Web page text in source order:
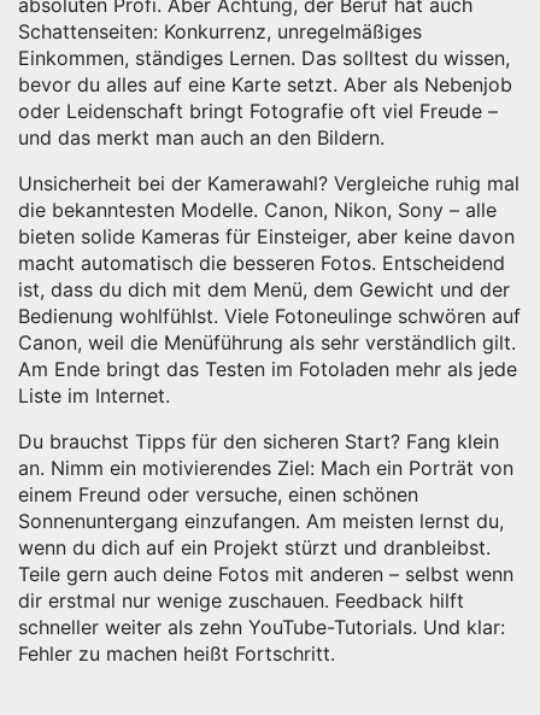
absoluten Profi. Aber Achtung, der Beruf hat auch
Schattenseiten: Konkurrenz, unregelmäßiges
Einkommen, ständiges Lernen. Das solltest du wissen,
bevor du alles auf eine Karte setzt. Aber als Nebenjob
oder Leidenschaft bringt Fotografie oft viel Freude –
und das merkt man auch an den Bildern.
Unsicherheit bei der Kamerawahl? Vergleiche ruhig mal
die bekanntesten Modelle. Canon, Nikon, Sony – alle
bieten solide Kameras für Einsteiger, aber keine davon
macht automatisch die besseren Fotos. Entscheidend
ist, dass du dich mit dem Menü, dem Gewicht und der
Bedienung wohlfühlst. Viele Fotoneulinge schwören auf
Canon, weil die Menüführung als sehr verständlich gilt.
Am Ende bringt das Testen im Fotoladen mehr als jede
Liste im Internet.
Du brauchst Tipps für den sicheren Start? Fang klein
an. Nimm ein motivierendes Ziel: Mach ein Porträt von
einem Freund oder versuche, einen schönen
Sonnenuntergang einzufangen. Am meisten lernst du,
wenn du dich auf ein Projekt stürzt und dranbleibst.
Teile gern auch deine Fotos mit anderen – selbst wenn
dir erstmal nur wenige zuschauen. Feedback hilft
schneller weiter als zehn YouTube-Tutorials. Und klar:
Fehler zu machen heißt Fortschritt.